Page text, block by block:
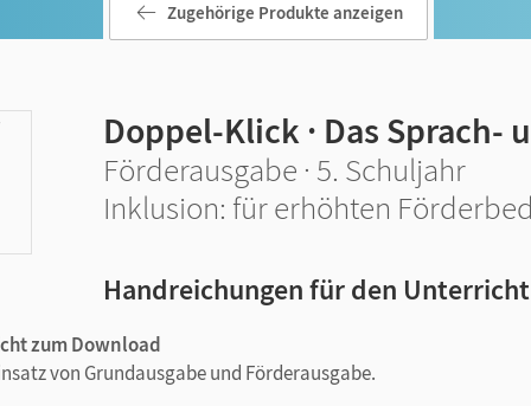
Zugehörige Produkte anzeigen
Doppel-Klick · Das Sprach-
Förderausgabe · 5. Schuljahr
Inklusion: für erhöhten
Handreichungen für den
zum Download
von Grundausgabe und Förderausgabe.